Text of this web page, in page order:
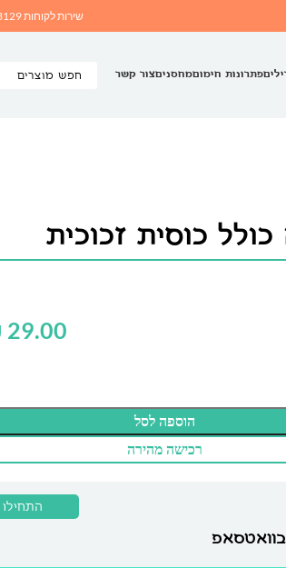
שירות לקוחות
פתרונות חימוםמחסניםצור קשר
כולל כוסית זכוכית
29.00
הוספה לסל
רכישה מהירה